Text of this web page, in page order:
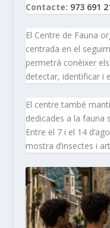
Contacte: 973 691
El Centre de Fauna
centrada en el
permetrà conèixer
detectar, identificar i
El centre també
dedicades a la fauna
Entre el 7 i el 14
mostra d’insectes i